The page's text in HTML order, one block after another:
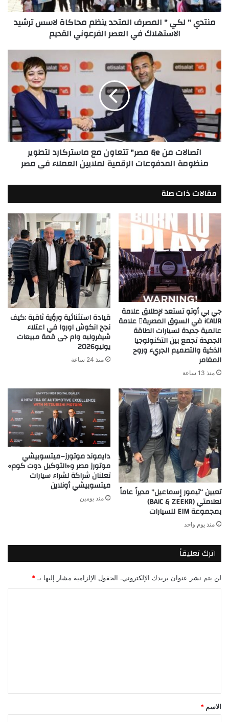
لاسس
ترشيد
الاستهلاك
الفرعوني
منتدي " لكي " المصرف المتحد ينظم محاكاة لاسس ترشيد
الاستهلاك في العصر الفرعوني القديم
من
مصر"
تتعاون
مع
ماستركارد
لتطوير
منظومة
المدفوعات
الرقمية
العملاء
في
مصر
اتصالات من e& مصر" تتعاون مع ماستركارد لتطوير
منظومة المدفوعات الرقمية لملايين العملاء في مصر
مقالات ذات صلة
جي بي أوتو تستعد لإطلاق علامة
iCAUR في السوق المصرية علامة
عالمية جديدة لسيارات الطاقة
الجديدة تجمع بين التكنولوجيا
الذكية والتصميم الجريء وروح
المغامر
منذ 13 ساعة
قيادة استثنائية ورؤية ثاقبة :كيف
نجح انكوش اوروا في اعتلاء
شيفروليه وام جى قمة مبيعات
يوليو2026
منذ 24 ساعة
تعيين “تيمور إسماعيل” مديراً عاماً
لعلامتي (BAIC & ZEEKR)
بمجموعة EIM للسيارات
منذ يوم واحد
دايموند موتورز–ميتسوبيشي
موتورز مصر و«التوكيل دوت كوم»
تعلنان شراكة لشراء سيارات
ميتسوبيشي أونلاين
منذ يومين
اترك تعليقاً
لن يتم نشر عنوان بريدك الإلكتروني. الحقول الإلزامية مشار إليها بـ *
*
الاسم *